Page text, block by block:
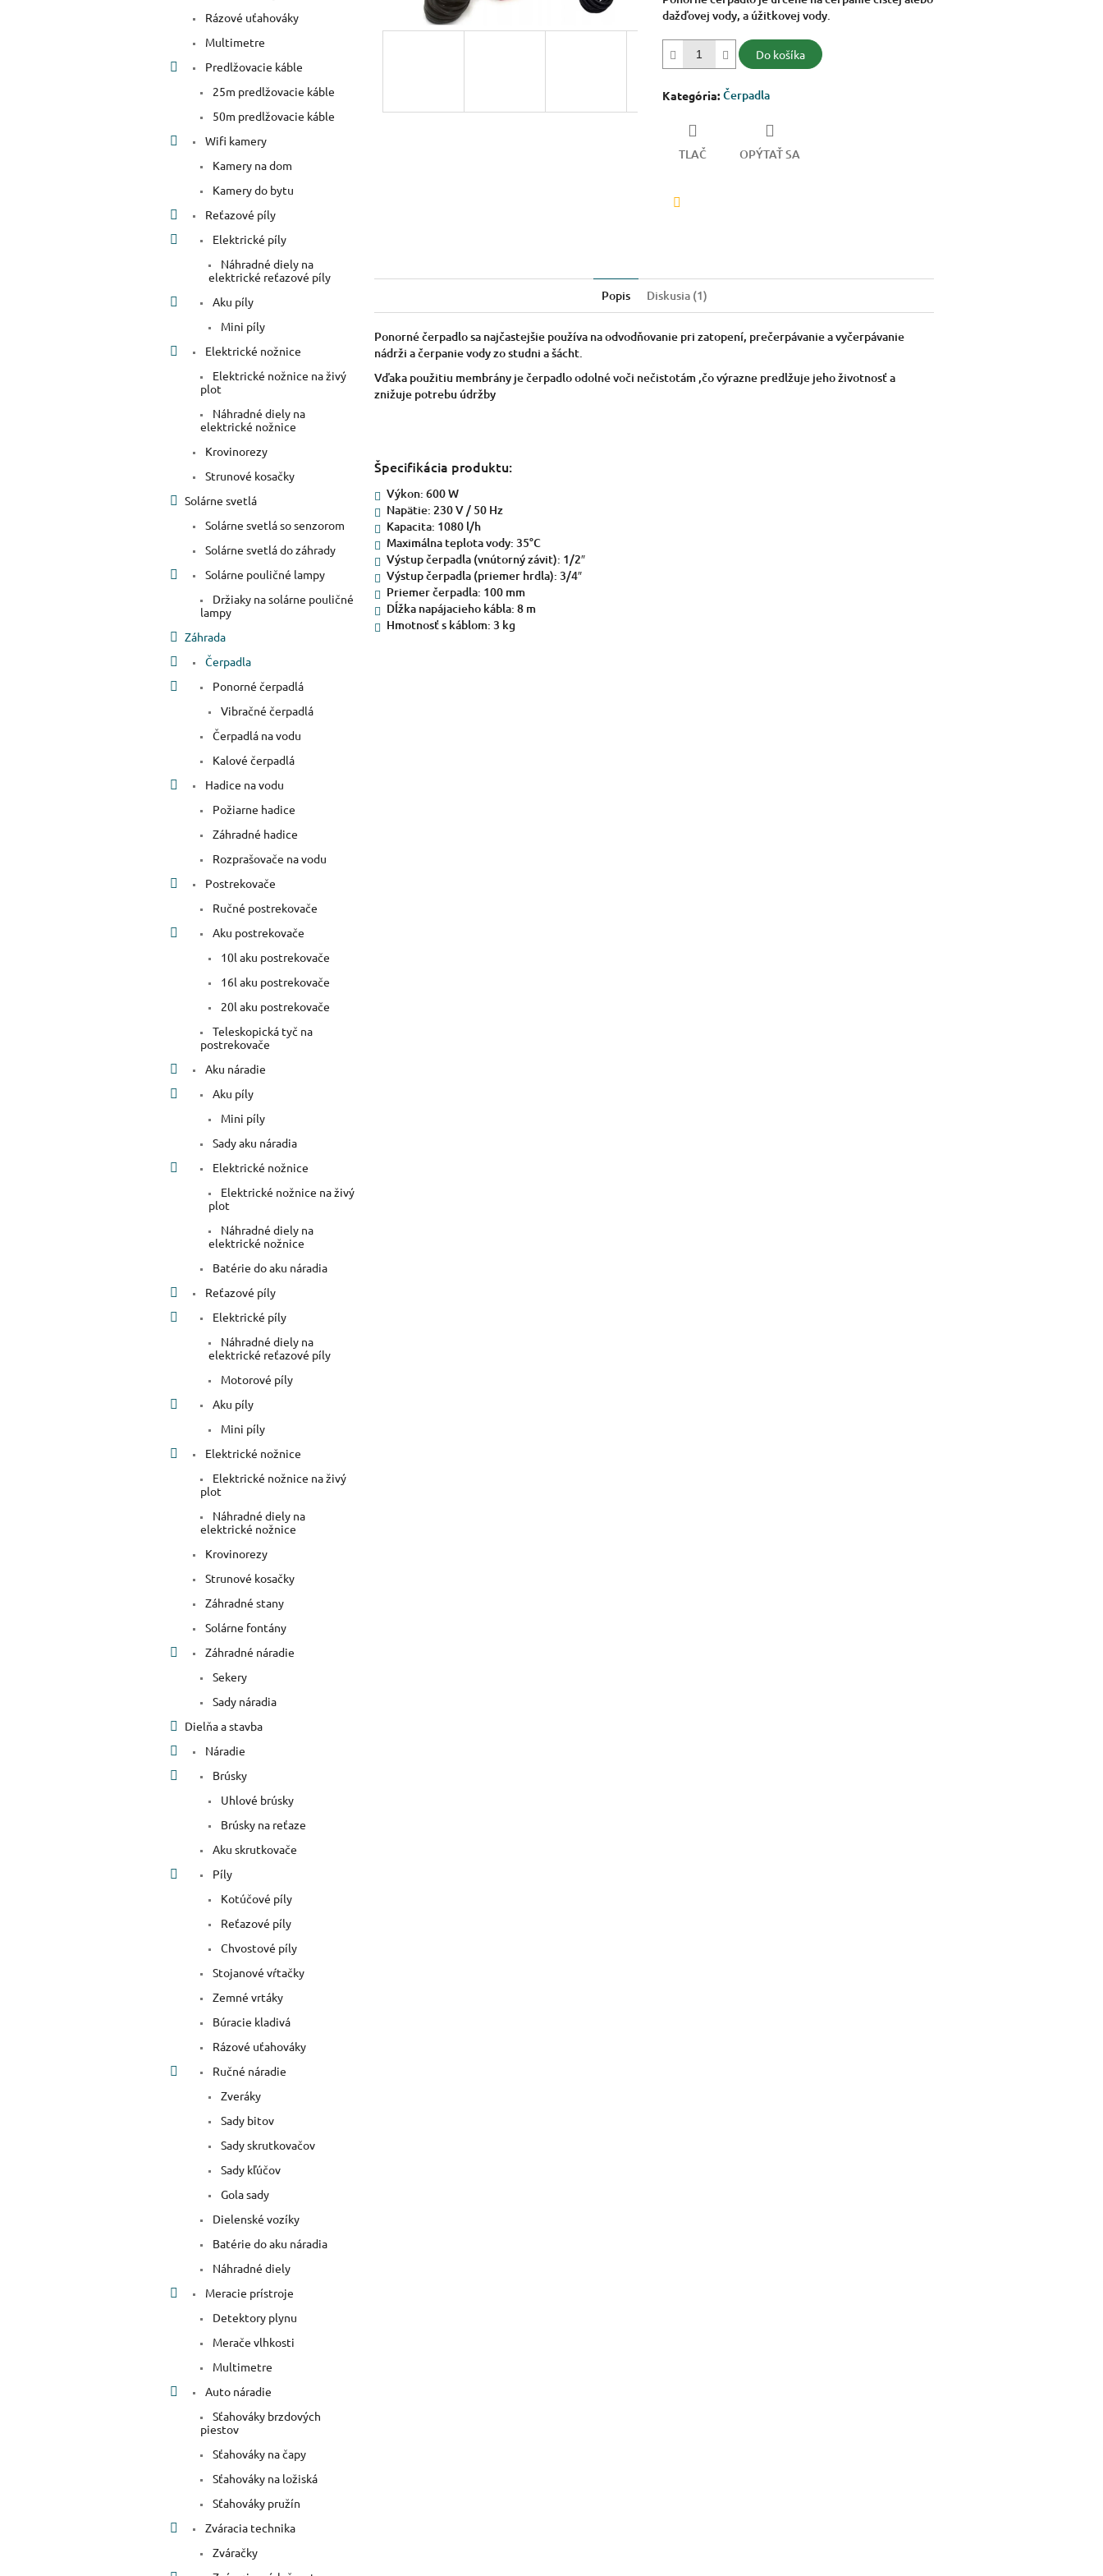
Rázové uťahováky
Multimetre
Predlžovacie káble
25m predlžovacie káble
50m predlžovacie káble
Wifi kamery
Kamery na dom
Kamery do bytu
Reťazové píly
Elektrické píly
Náhradné diely na
elektrické reťazové píly
Aku píly
Mini píly
Elektrické nožnice
Elektrické nožnice na živý
plot
Náhradné diely na
elektrické nožnice
Krovinorezy
Strunové kosačky
Solárne svetlá
Solárne svetlá so senzorom
Solárne svetlá do záhrady
Solárne pouličné lampy
Držiaky na solárne pouličné
lampy
Záhrada
Čerpadla
Ponorné čerpadlá
Vibračné čerpadlá
Čerpadlá na vodu
Kalové čerpadlá
Hadice na vodu
Požiarne hadice
Záhradné hadice
Rozprašovače na vodu
Postrekovače
Ručné postrekovače
Aku postrekovače
10l aku postrekovače
16l aku postrekovače
20l aku postrekovače
Teleskopická tyč na
postrekovače
Aku náradie
Aku píly
Mini píly
Sady aku náradia
Elektrické nožnice
Elektrické nožnice na živý
plot
Náhradné diely na
elektrické nožnice
Batérie do aku náradia
Reťazové píly
Elektrické píly
Náhradné diely na
elektrické reťazové píly
Motorové píly
Aku píly
Mini píly
Elektrické nožnice
Elektrické nožnice na živý
plot
Náhradné diely na
elektrické nožnice
Krovinorezy
Strunové kosačky
Záhradné stany
Solárne fontány
Záhradné náradie
Sekery
Sady náradia
Dielňa a stavba
Náradie
Brúsky
Uhlové brúsky
Brúsky na reťaze
Aku skrutkovače
Píly
Kotúčové píly
Reťazové píly
Chvostové píly
Stojanové vŕtačky
Zemné vrtáky
Búracie kladivá
Rázové uťahováky
Ručné náradie
Zveráky
Sady bitov
Sady skrutkovačov
Sady kľúčov
Gola sady
Dielenské vozíky
Batérie do aku náradia
Náhradné diely
Meracie prístroje
Detektory plynu
Merače vlhkosti
Multimetre
Auto náradie
Sťahováky brzdových
piestov
Sťahováky na čapy
Sťahováky na ložiská
Sťahováky pružín
Zváracia technika
Zváračky
5
hviezdičiek.
dažďovej vody, a úžitkovej vody.
Do košíka
Kategória: Čerpadla
TLAČ OPÝTAŤ SA
Popis Diskusia (1)
Ponorné čerpadlo sa najčastejšie používa na odvodňovanie pri zatopení, prečerpávanie a vyčerpávanie
nádrži a čerpanie vody zo studni a šácht.
Vďaka použitiu membrány je čerpadlo odolné voči nečistotám ,čo výrazne predlžuje jeho životnosť a
znižuje potrebu údržby
Špecifikácia produktu:
Výkon: 600 W
Napätie: 230 V / 50 Hz
Kapacita: 1080 l/h
Maximálna teplota vody: 35°C
Výstup čerpadla (vnútorný závit): 1/2″
Výstup čerpadla (priemer hrdla): 3/4″
Priemer čerpadla: 100 mm
Dĺžka napájacieho kábla: 8 m
Hmotnosť s káblom: 3 kg